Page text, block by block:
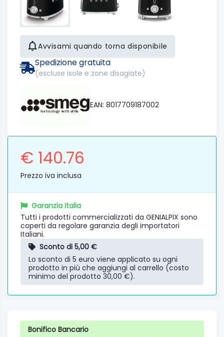
Avvisami quando torna disponibile
Spedizione gratuita
(escluse isole e zone disagiate)
EAN: 8017709187002
€ 140.76
Prezzo iva inclusa
Garanzia Italia
Tutti i prodotti commercializzati da GENIALPIX sono
coperti da regolare garanzia degli importatori
Italiani.
Sconto di 5,00 €
Lo sconto di 5 euro viene applicato su ogni
prodotto in più che aggiungi al carrello (costo
minimo del prodotto 30,00 €).
Bonifico Bancario